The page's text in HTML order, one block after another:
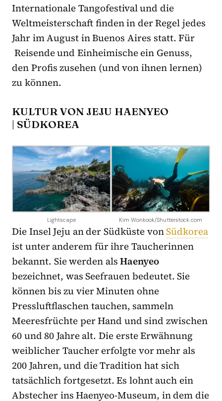
Internationale Tangofestival und die
Weltmeisterschaft finden in der Regel jedes
Jahr im August in Buenos Aires statt. Für
Reisende und Einheimische ein Genuss,
den Profis zusehen (und von ihnen lernen)
zu können.
KULTUR VON JEJU HAENYEO
| SÜDKOREA
Lightscape Kim Wonkook/Shutterstock.com
Die Insel Jeju an der Südküste vonSüdkorea
ist unter anderem für ihre Taucherinnen
bekannt. Sie werden alsHaenyeo
bezeichnet, was Seefrauen bedeutet. Sie
können bis zu vier Minuten ohne
Pressluftflaschen tauchen, sammeln
Meeresfrüchte per Hand und sind zwischen
60 und 80 Jahre alt. Die erste Erwähnung
weiblicher Taucher erfolgte vor mehr als
200 Jahren, und die Tradition hat sich
tatsächlich fortgesetzt. Es lohnt auch ein
Abstecher ins Haenyeo-Museum, in dem die